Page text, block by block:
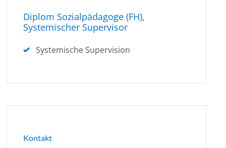
Diplom Sozialpädagoge (FH),
Systemischer Supervisor
Systemische Supervision
Kontakt